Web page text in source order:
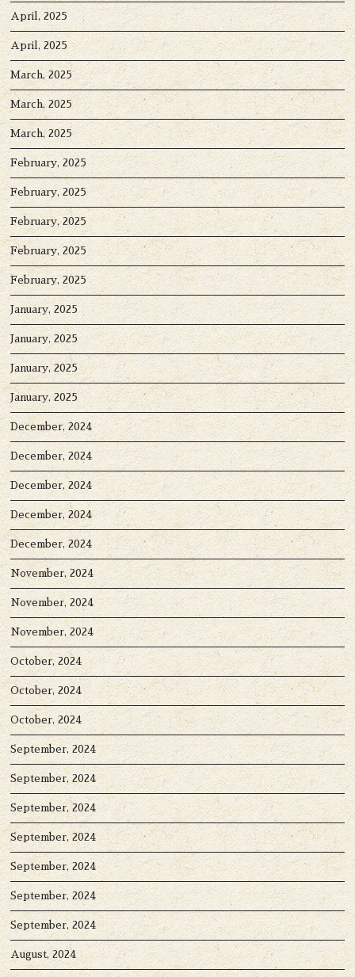
April, 2025
April, 2025
March, 2025
March, 2025
March, 2025
February, 2025
February, 2025
February, 2025
February, 2025
February, 2025
January, 2025
January, 2025
January, 2025
January, 2025
December, 2024
December, 2024
December, 2024
December, 2024
December, 2024
November, 2024
November, 2024
November, 2024
October, 2024
October, 2024
October, 2024
September, 2024
September, 2024
September, 2024
September, 2024
September, 2024
September, 2024
September, 2024
August, 2024